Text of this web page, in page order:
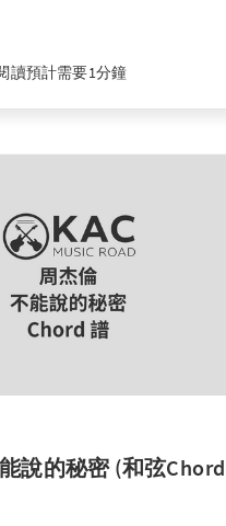
讀預計需要1分鐘
說的秘密 (和弦Chord